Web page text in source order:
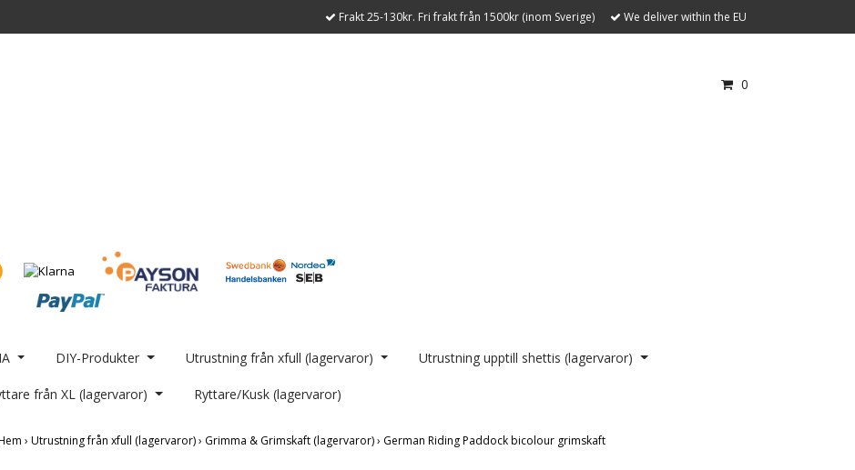
Frakt 25-130kr. Fri frakt från 1500kr (inom Sverige) We deliver within the EU
0
DIY-Produkter Utrustning från xfull (lagervaror) Utrustning upptill shettis (lagervaror)
från XL (lagervaror) Ryttare/Kusk (lagervaror)
› Utrustning från xfull (lagervaror)› Grimma & Grimskaft (lagervaror)› German Riding Paddock bicolour grimskaft